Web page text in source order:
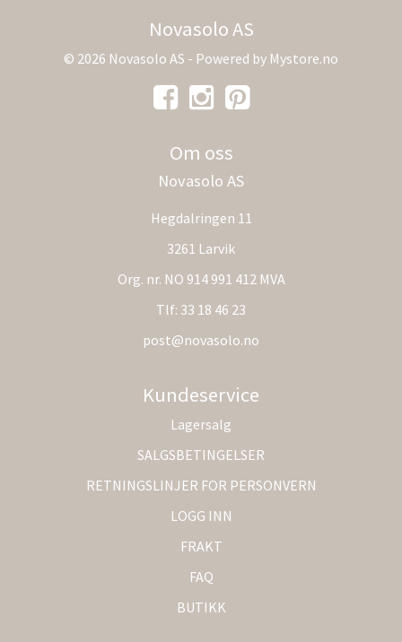
Novasolo AS
© 2026 Novasolo AS - Powered by Mystore.no
Om oss
Novasolo AS
Hegdalringen 11
3261 Larvik
Org. nr. NO 914 991 412 MVA
Tlf: 33 18 46 23
post@novasolo.no
Kundeservice
Lagersalg
SALGSBETINGELSER
RETNINGSLINJER FOR PERSONVERN
LOGG INN
FRAKT
FAQ
BUTIKK